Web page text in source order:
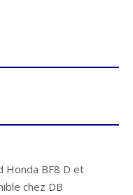
BF8 D et
chez DB